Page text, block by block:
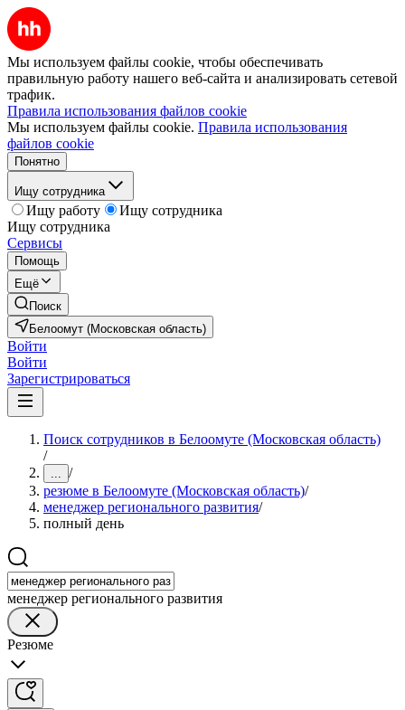
Мы используем файлы cookie, чтобы обеспечивать
правильную работу нашего веб-сайта и анализировать сетевой
трафик.
Правила использования файлов cookie
Мы используем файлы cookie. Правила использования
файлов cookie
Понятно
Ищу сотрудника
Ищу работу
Ищу сотрудника
Ищу сотрудника
Сервисы
Помощь
Ещё
Поиск
Белоомут (Московская область)
Войти
Войти
Зарегистрироваться
Поиск сотрудников в Белоомуте (Московская область)
/
... /
резюме в Белоомуте (Московская область)/
менеджер регионального развития/
полный день
менеджер регионального развития
Резюме